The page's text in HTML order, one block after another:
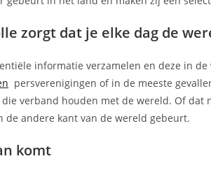
zorgt dat je elke dag de
informatie verzamelen en deze in
persverenigingen of in de meeste
verband houden met de wereld. Of
andere kant van de wereld gebeurt.
komt